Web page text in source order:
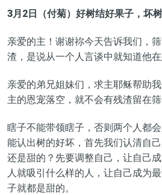
3月2日（付菊） 好树结好果子，坏
亲爱的主！谢谢祢今天告诉我们，
渣 ，是说从一个人言谈中就知道他
亲爱的弟兄姐妹们，求主耶稣帮助
主的恩宠落空，就不会有残渣留在筛
瞎子不能带领瞎子 ，否则两个人 都会
能认出树的好坏，首先我们认清自
还是甜的？先要调整自己，让自己
人就吸引什么样的人，让自己成为
子就都是甜的。